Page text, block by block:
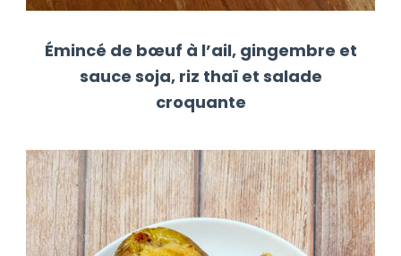
Émincé de bœuf à l’ail, gingembre et
sauce soja, riz thaï et salade
croquante